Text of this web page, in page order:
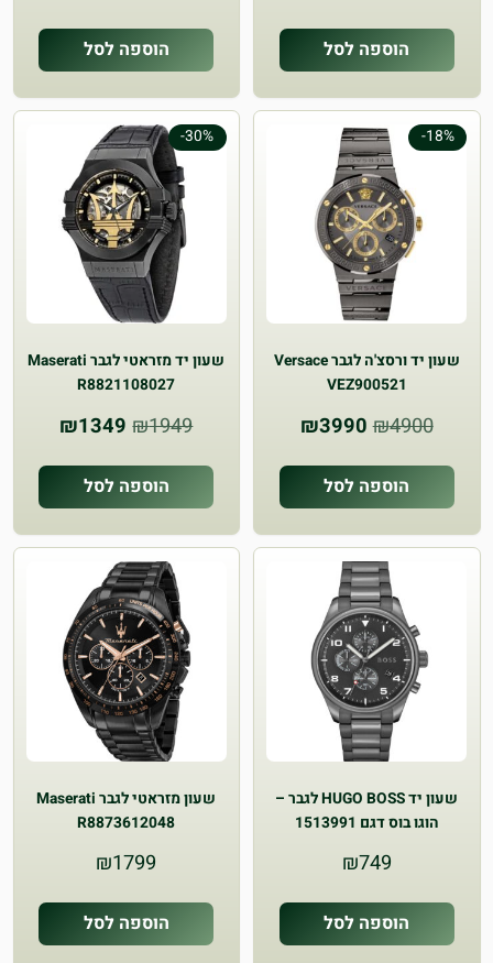
הוספה לסל הוספה לסל
-18%
שעון יד ורסצ'ה לגבר Versace
VEZ900521
₪4900
המחיר
היה:
₪4900.
₪3990
הוא:
₪3990.
הוספה לסל
-30%
שעון יד ‏מזראטי לגבר Maserati
R8821108027
₪1949
המחיר
היה:
₪1949.
₪1349
המחיר
הוא:
₪1349.
הוספה לסל
שעון יד HUGO BOSS לגבר –
הוגו בוס דגם 1513991
₪749
הוספה לסל
שעון מזראטי לגבר Maserati
R8873612048
₪1799
הוספה לסל